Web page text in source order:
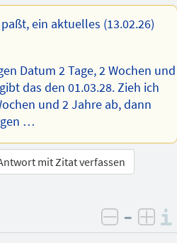
ein aktuelles (13.02.26)
Datum 2 Tage, 2 Wochen und
das den 01.03.28. Zieh ich
und 2 Jahre ab, dann
…
mit Zitat verfassen
negativ
–